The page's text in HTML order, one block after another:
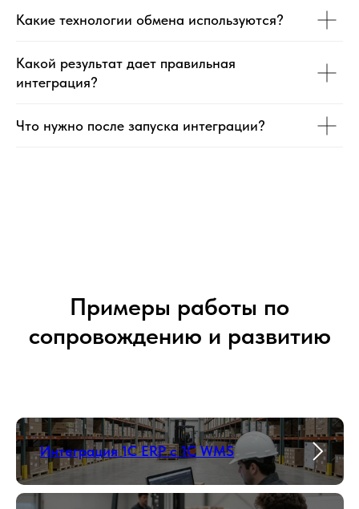
Какие технологии обмена используются?
Какой результат дает правильная
интеграция?
Что нужно после запуска интеграции?
Примеры работы по
сопровождению и развитию
Интеграция 1С ERP с 1С WMS